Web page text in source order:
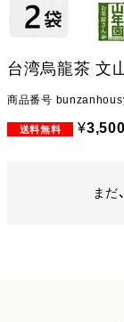
台湾烏龍茶 文
商品番号
¥
まだ